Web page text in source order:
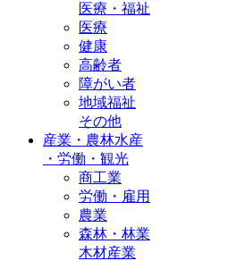
医療・福祉
医療
健康
高齢者
障がい者
地域福祉
その他
産業・農林水産
・ 労働・観光
商工業
労働・雇用
農業
森林・林業
木材産業